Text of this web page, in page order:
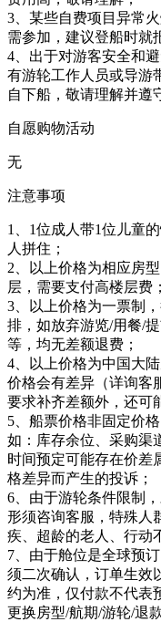
3、某些自费项目异常
需参加，建议登船时就
4、出于对游客安全和
有游轮工作人员或导游
自下船，敬请理解并遵
自愿购物活动
无
注意事项
1、1位成人带1位儿童
人拼住；
2、以上价格为相应房
层，需要支付高楼层费；
3、以上价格为一票制
排，如放弃游览/用餐/
等，均无差额退费；
4、以上价格为中国大
价格会有差异（详询客
要求补齐差额外，还可
5、船票价格非固定价
如：库存余位、采购渠
时间预定可能存在价差
格差异而产生的投诉；
6、由于游轮条件限制
形须咨询客服，特殊人
疾、超龄的老人、行动
7、由于舱位是全球预
须二次确认，订单生效
约为准，仅付款不代表
更换房型/航期/游轮/退